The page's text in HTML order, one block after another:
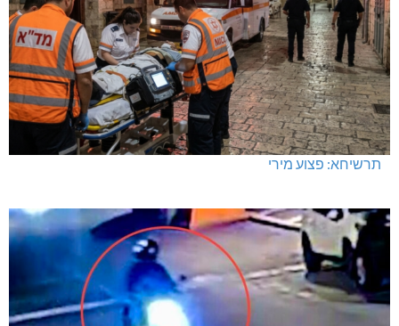
מחיר מטרה במעלות: החל מ-728,000 ₪